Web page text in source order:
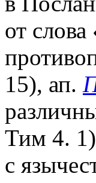
от
15), ап.
Тим 4.
с